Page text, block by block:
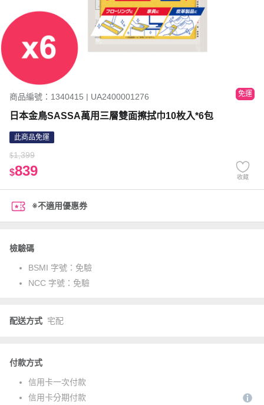
商品編號：1340415 | UA2400001276 免運
日本金鳥SASSA萬用三層雙面擦拭巾10枚入*6包
此商品免運
$1,399
$839 收藏
※不適用優惠券
檢驗碼
BSMI 字號： 免驗
NCC 字號： 免驗
配送方式 宅配
付款方式
信用卡一次付款
信用卡分期付款